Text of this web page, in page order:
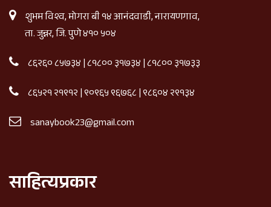
शुभम विश्व, मोगरा बी १४ आनंदवाडी, नारायणगाव,
ता. जुन्नर, जि. पुणे ४१० ५०४
८६२६० ८५७३४|८१८०० ३१७३४|८१८०० ३१७३३
८६५२१ २१९१२|९०९६५ ९६७६८|९८६०४ २९१३४
sanaybook23@gmail.com
साहित्यप्रकार